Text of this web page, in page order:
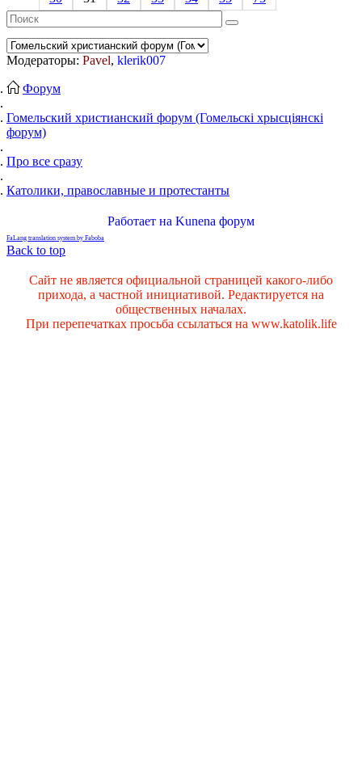
Модераторы: Pavel, klerik007
Форум
Гомельский христианский форум (Гомельскі хрысціянскі
форум)
Про все сразу
Католики, православные и протестанты
Работает на Kunena форум
FaLang translation system by Faboba
Back to top
Сайт не является официальной страницей какого-либо
прихода, а частной инициативой. Редактируется на
общественных началах.
При перепечатках просьба ссылаться на www.katolik.life